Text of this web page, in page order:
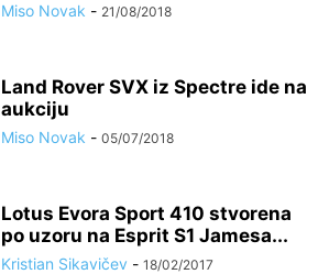
Miso Novak - 21/08/2018
Land Rover SVX iz Spectre ide na
aukciju
Miso Novak - 05/07/2018
Lotus Evora Sport 410 stvorena
po uzoru na Esprit S1 Jamesa...
Kristian Sikavičev - 18/02/2017